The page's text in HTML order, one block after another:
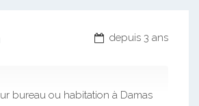
depuis 3 ans
bureau ou habitation à Damas